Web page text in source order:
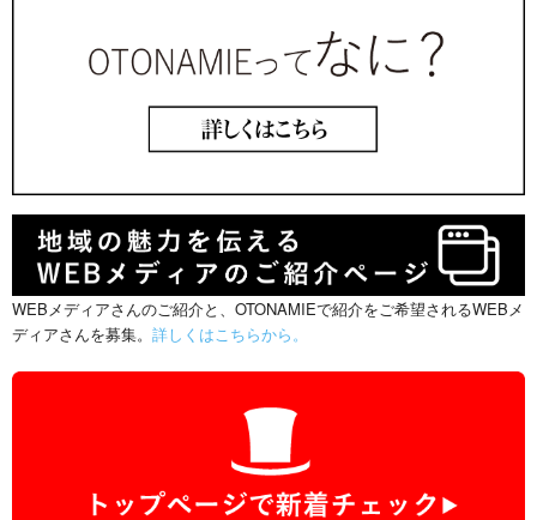
WEBメディアさんのご紹介と、OTONAMIEで紹介をご希望されるWEBメ
ディアさんを募集。 詳しくはこちらから。